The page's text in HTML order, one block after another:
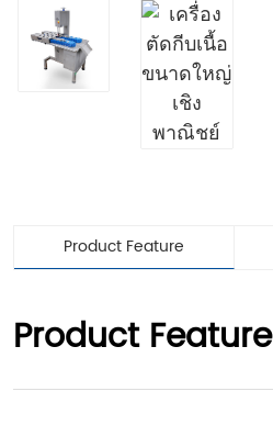
Product Feature
Product Feature